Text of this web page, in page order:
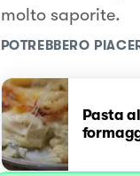
molto saporite.
POTREBBERO
Pasta